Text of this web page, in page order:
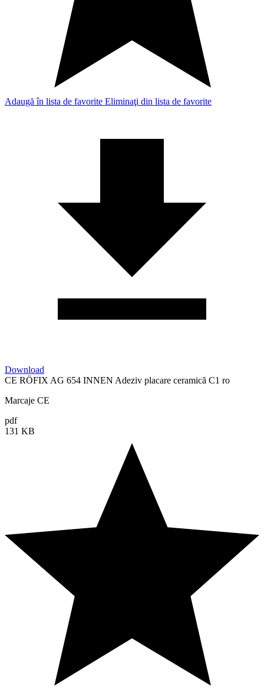
Adaugă în lista de favorite Eliminaţi din lista de favorite
Download
CE RÖFIX AG 654 INNEN Adeziv placare ceramică C1 ro
Marcaje CE
pdf
131 KB